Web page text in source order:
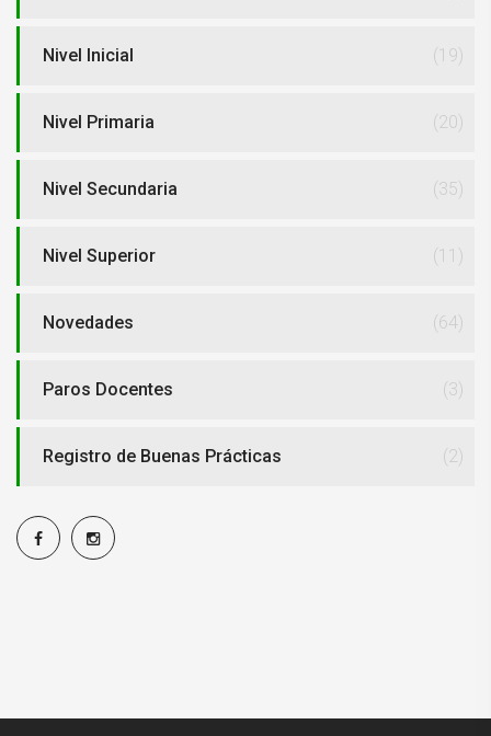
Nivel Inicial (19)
Nivel Primaria (20)
Nivel Secundaria (35)
Nivel Superior (11)
Novedades (64)
Paros Docentes (3)
Registro de Buenas Prácticas (2)